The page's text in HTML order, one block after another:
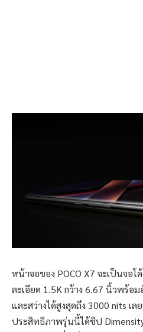
หน้าจอของ POCO X7 จะเป็นจอโ
ละเอียด 1.5K กว้าง 6.67 นิ้วพร้อ
และสว่างได้สูงสุดถึง 3000 nits เล
ประสิทธิภาพรุ่นนี้ได้ชิป